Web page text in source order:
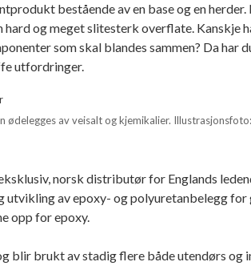
bestående av en base og en herder.
hard og meget slitesterk overflate. Kanskje
som skal blandes sammen? Da har
utfordringer.
ødelegges av veisalt og kjemikalier.
norsk distributør for Englands
av epoxy- og polyuretanbelegg for
opp for epoxy.
blir brukt av stadig flere både utendørs og